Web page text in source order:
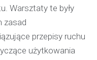
Warsztaty te były
zasad
przepisy ruchu
użytkowania